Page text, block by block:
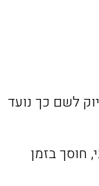
לשם כך נועד
חוסך בזמן